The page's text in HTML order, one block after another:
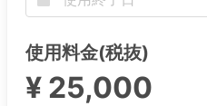
使用料金(税抜)
¥ 25,000